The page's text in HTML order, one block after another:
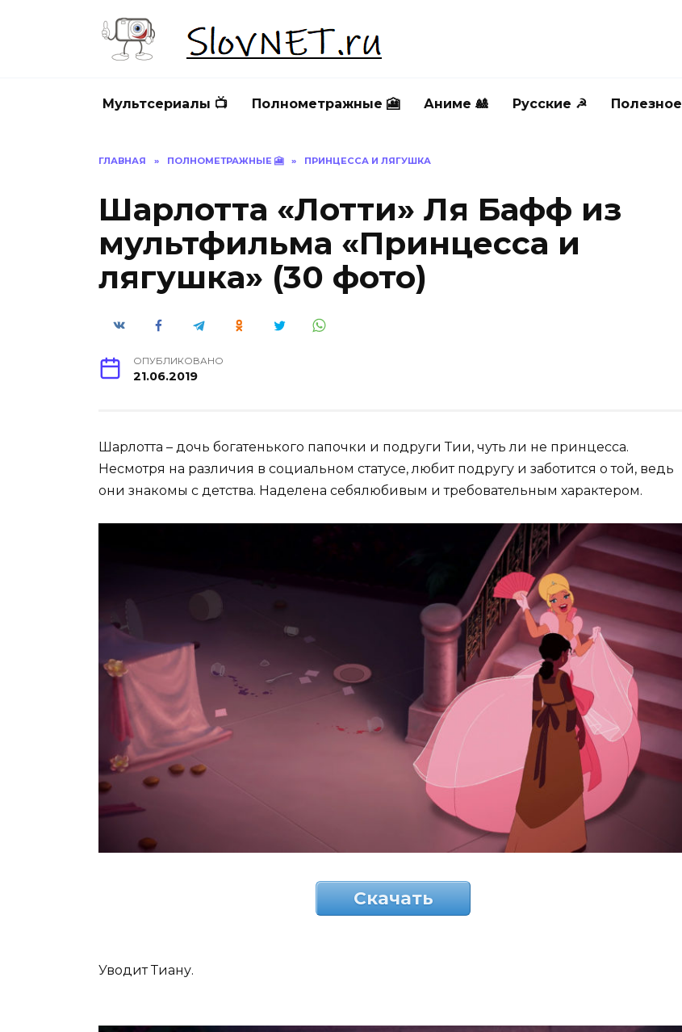
Мультсериалы 📺 Полнометражные 🎦 Аниме 🎎 Русские ☭ Полезное
ГЛАВНАЯ » ПОЛНОМЕТРАЖНЫЕ 🎦 » ПРИНЦЕССА И ЛЯГУШКА
Шарлотта «Лотти» Ля Бафф из
мультфильма «Принцесса и
лягушка» (30 фото)
ОПУБЛИКОВАНО
21.06.2019
Шарлотта – дочь богатенького папочки и подруги Тии, чуть ли не принцесса.
Несмотря на различия в социальном статусе, любит подругу и заботится о той, ведь
они знакомы с детства. Наделена себялюбивым и требовательным характером.
Скачать
Уводит Тиану.